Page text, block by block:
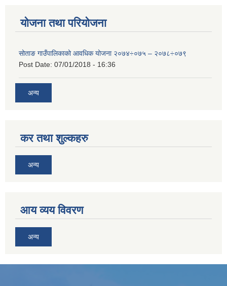
योजना तथा परियोजना
सोताङ गाउँपालिकाको आवधिक योजना २०७४÷०७५ – २०७८÷०७९
Post Date: 07/01/2018 - 16:36
अन्य
कर तथा शुल्कहरु
अन्य
आय व्यय विवरण
अन्य